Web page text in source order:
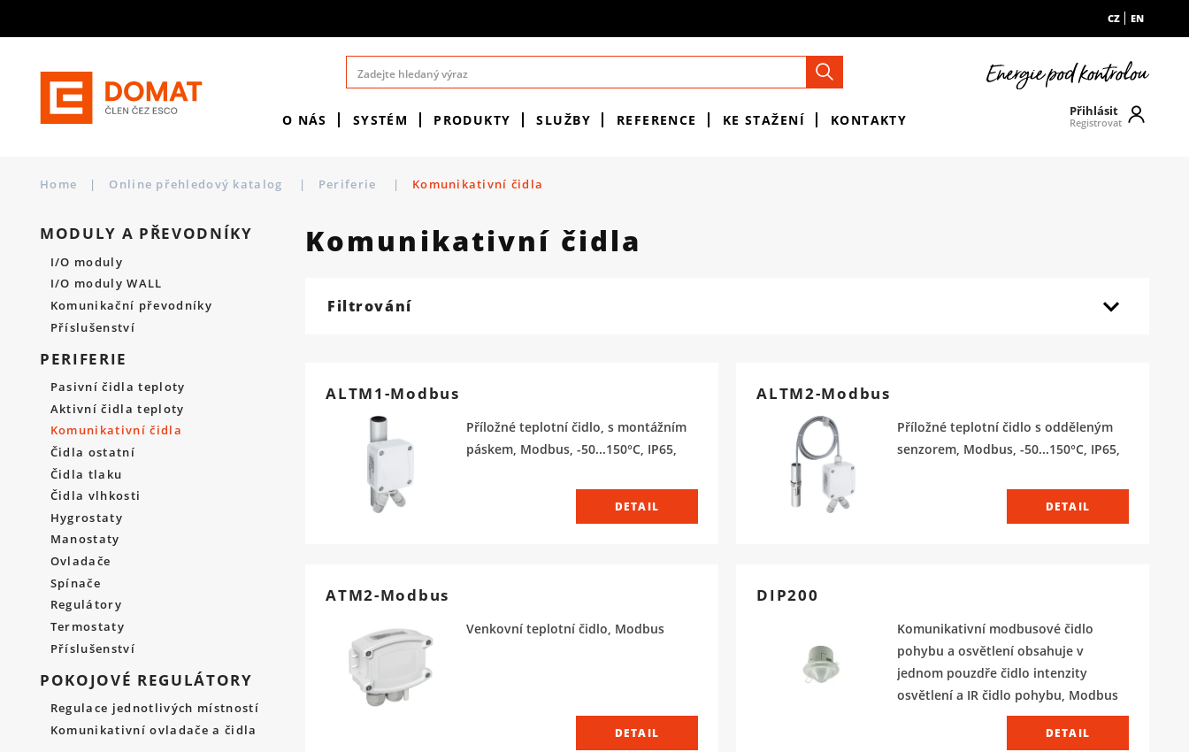
CZ EN
O NÁS SYSTÉM PRODUKTY SLUŽBY REFERENCE KE STAŽENÍ KONTAKTY
Přihlásit
Registrovat
Home | Online přehledový katalog | Periferie | Komunikativní čidla
MODULY A PŘEVODNÍKY
I/O moduly
I/O moduly WALL
Komunikační převodníky
Příslušenství
PERIFERIE
Pasivní čidla teploty
Aktivní čidla teploty
Komunikativní čidla
Čidla ostatní
Čidla tlaku
Čidla vlhkosti
Hygrostaty
Manostaty
Ovladače
Spínače
Regulátory
Termostaty
Příslušenství
POKOJOVÉ REGULÁTORY
Regulace jednotlivých místností
Komunikativní ovladače a čidla
Komunikativní čidla
Filtrování
ALTM1-Modbus
Příložné teplotní čidlo, s montážním
páskem, Modbus, -50...150°C, IP65,
DETAIL
ALTM2-Modbus
Příložné teplotní čidlo s odděleným
senzorem, Modbus, -50...150°C, IP65,
DETAIL
ATM2-Modbus
Venkovní teplotní čidlo, Modbus
DETAIL
DIP200
Komunikativní modbusové čidlo
pohybu a osvětlení obsahuje v
jednom pouzdře čidlo intenzity
osvětlení a IR čidlo pohybu, Modbus
DETAIL